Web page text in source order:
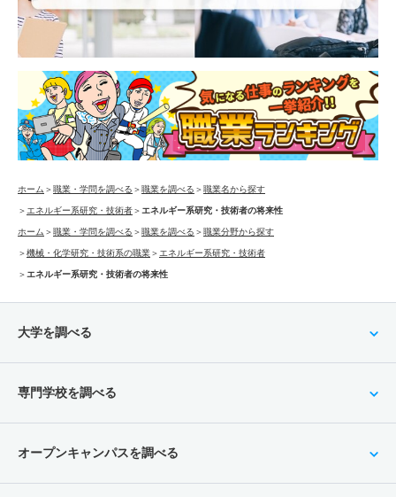
ホーム ＞職業・学問を調べる ＞職業を調べる ＞職業名から探す
＞ エネルギー系研究・技術者＞ エネルギー系研究・技術者の将来性
ホーム ＞職業・学問を調べる ＞職業を調べる ＞職業分野から探す
＞機械・化学研究・技術系の職業＞ エネルギー系研究・技術者
＞ エネルギー系研究・技術者の将来性
大学を調べる
専門学校を調べる
オープンキャンパスを調べる